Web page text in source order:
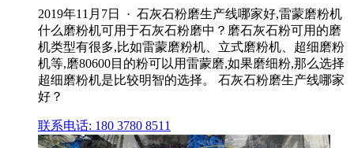
2019年11月7日 · 石灰石粉磨生产线哪家好,雷蒙磨粉机
什么磨粉机可用于石灰石粉磨中？磨石灰石粉可用的磨
机类型有很多,比如雷蒙磨粉机、立式磨粉机、超细磨粉
机等,磨80600目的粉可以用雷蒙磨,如果磨细粉,那么选择
超细磨粉机是比较明智的选择。 石灰石粉磨生产线哪家
好？
联系电话: 180 3780 8511